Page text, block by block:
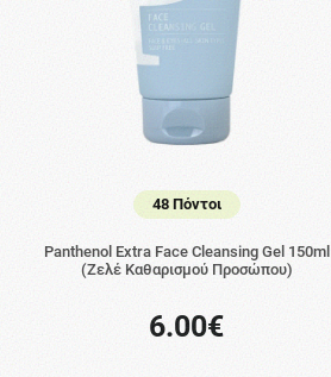
48 Πόντοι
Panthenol Extra Face Cleansing Gel 150ml
(Ζελέ Καθαρισμού Προσώπου)
6.00€